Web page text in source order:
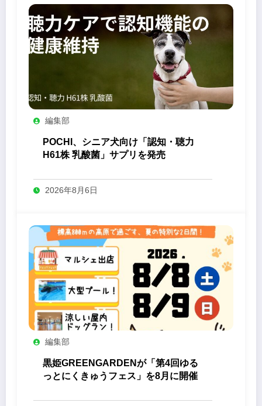
編集部
POCHI、シニア犬向け「認知・聴力
H61株 乳酸菌」サプリを発売
2026年8月6日
編集部
黒姫GREENGARDENが「第4回ゆる
っとにくきゅうフェス」を8月に開催